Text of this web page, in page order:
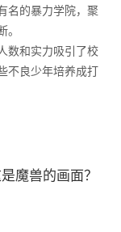
名的暴力学院，聚
数和实力吸引了校
不良少年培养成打
魔兽的画面？